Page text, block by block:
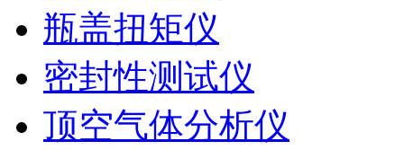
瓶盖扭矩仪
密封性测试仪
顶空气体分析仪